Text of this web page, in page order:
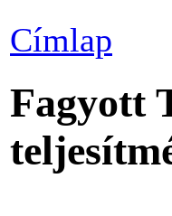
Címlap
Fagyott